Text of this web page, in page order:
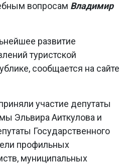
вопросам Владимир
развитие
туристской
сообщается на сайте
участие депутаты
Эльвира Аиткулова и
Государственного
профильных
муниципальных